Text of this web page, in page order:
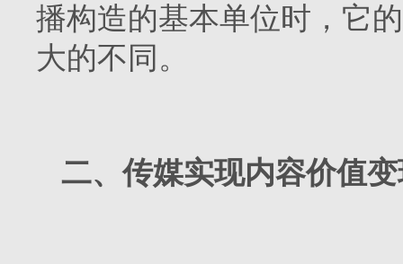
播构造的基本单位时，它
大的不同。
二、传媒实现内容价值